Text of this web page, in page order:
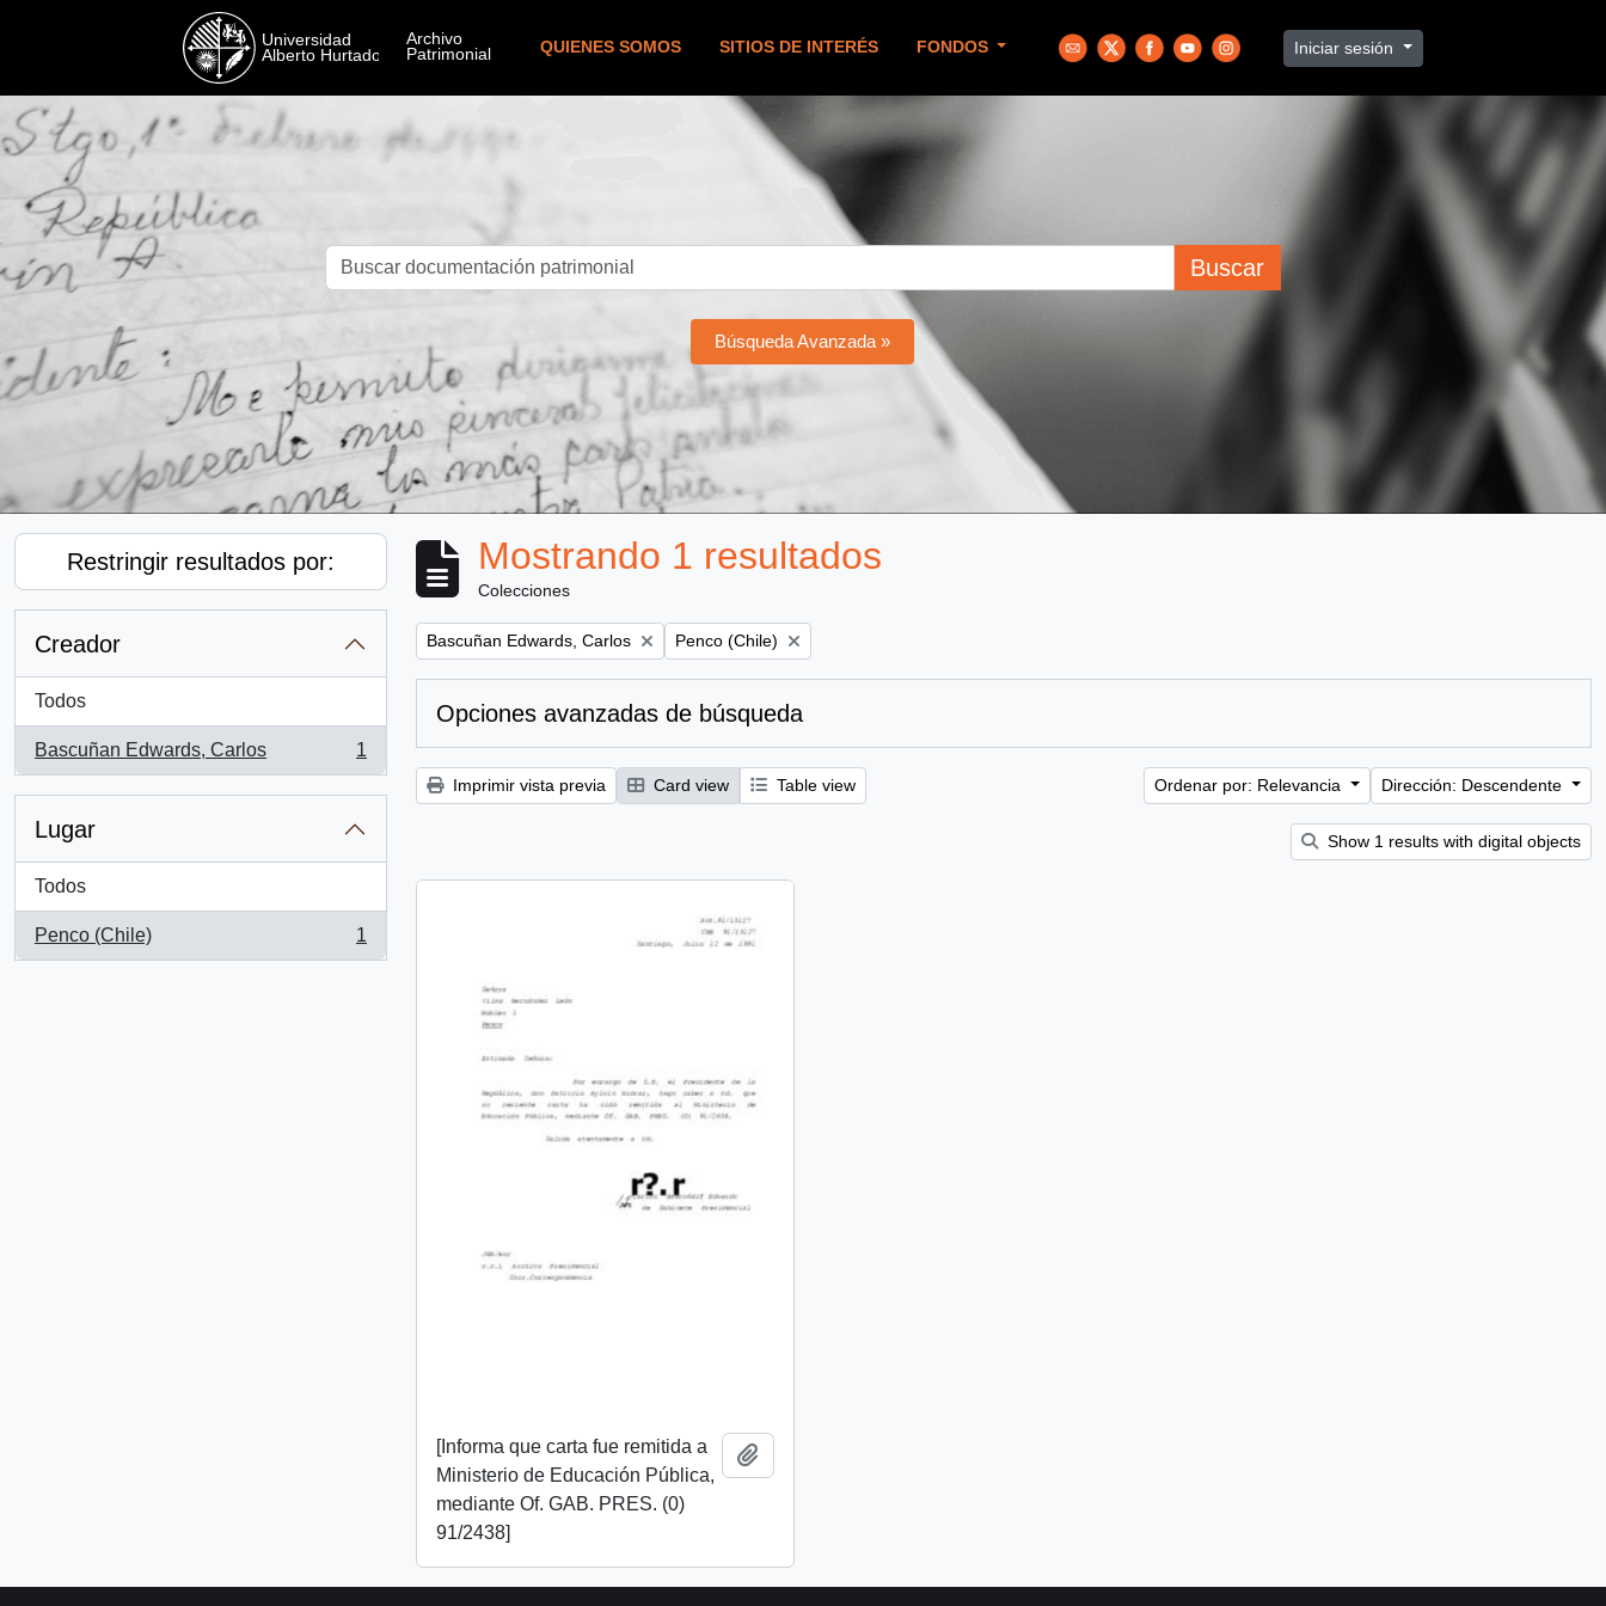
QUIENES SOMOS SITIOS DE INTERÉS FONDOS Iniciar sesión
Buscar
Búsqueda Avanzada »
Restringir resultados por:
Creador
Todos
Bascuñan Edwards, Carlos
, 1 resultados
1
Lugar
Todos
Penco (Chile)
, 1 resultados
1
Mostrando 1 resultados
Colecciones
Remove filter:
Bascuñan Edwards, Carlos Remove filter:
Penco (Chile)
Opciones avanzadas de búsqueda
Imprimir vista previa Card view Table view Ordenar por: Relevancia Dirección: Descendente
Show 1 results with digital objects
[Informa que carta fue remitida a
Ministerio de Educación Pública,
mediante Of. GAB. PRES. (0)
91/2438]